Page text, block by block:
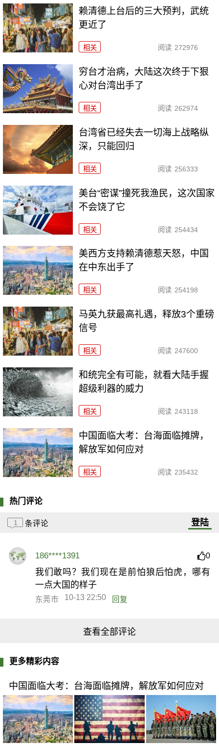
赖清德上台后的三大预判，武统
更近了
相关 阅读 272976
穷台才治病，大陆这次终于下狠
心对台湾出手了
相关 阅读 262974
台湾省已经失去一切海上战略纵
深，只能回归
相关 阅读 256333
美台“密谋”撞死我渔民，这次国家
不会饶了它
相关 阅读 254434
美西方支持赖清德惹天怒，中国
在中东出手了
相关 阅读 254198
马英九获最高礼遇，释放3个重磅
信号
相关 阅读 247600
和统完全有可能，就看大陆手握
超级利器的威力
相关 阅读 243118
中国面临大考：台海面临摊牌，
解放军如何应对
相关 阅读 235432
热门评论
1 条评论 登陆
186****1391 0
我们敢吗？我们现在是前怕狼后怕虎，哪有
一点大国的样子
东莞市 10-13 22:50 回复
查看全部评论
更多精彩内容
中国面临大考：台海面临摊牌，解放军如何应对